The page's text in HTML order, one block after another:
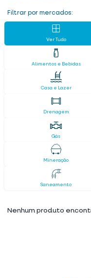
Filtrar por mercados:
Ver Tudo
Alimentos e Bebidas
Casa e Lazer
Drenagem
Gás
Mineração
Saneamento
Nenhum produto